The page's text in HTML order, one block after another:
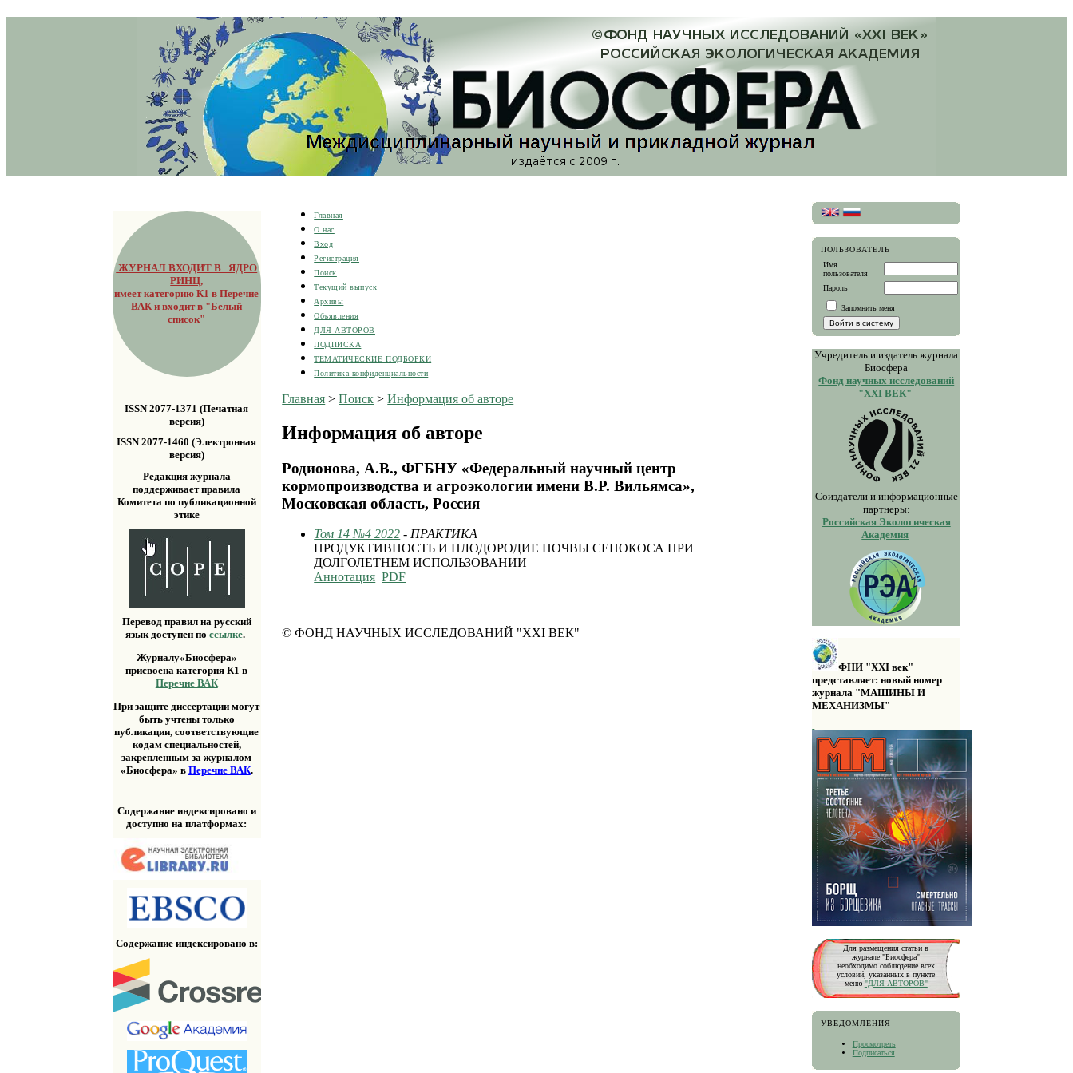
ЖУРНАЛ ВХОДИТ В ЯДРО
РИНЦ,
имеет категорию К1 в Перечне
ВАК и входит в "Белый
список"
ISSN 2077-1371 (Печатная
версия)
ISSN 2077-1460 (Электронная
версия)
Редакция журнала
поддерживает правила
Комитета по публикационной
этике
Перевод правил на русский
язык доступен поссылке.
Журналу«Биосфера»
присвоена категория К1 в
Перечне ВАК
При защите диссертации могут
быть учтены только
публикации, соответствующие
кодам специальностей,
закрепленным за журналом
«Биосфера» в Перечне ВАК.
Содержание индексировано и
доступно на платформах:
Содержание индексировано в:
ПОЛЬЗОВАТЕЛЬ
Имя
пользователя
Пароль
Запомнить меня
Учредитель и издатель журнала
Биосфера
Фонд научных исследований
"XXI ВЕК"
Соиздатели и информационные
партнеры:
Российская Экологическая
Академия
ФНИ "XXI век"
представляет: новый номер
журнала "МАШИНЫ И
МЕХАНИЗМЫ"
Для размещения статьи в
журнале "Биосфера"
необходимо соблюдение всех
условий, указанных в пункте
меню "ДЛЯ АВТОРОВ"
УВЕДОМЛЕНИЯ
Просмотреть
Подписаться
Главная
О нас
Вход
Регистрация
Поиск
Текущий выпуск
Архивы
Объявления
ДЛЯ АВТОРОВ
ПОДПИСКА
ТЕМАТИЧЕСКИЕ ПОДБОРКИ
Политика конфиденциальности
Главная >Поиск >Информация об авторе
Информация об авторе
Родионова, А.В., ФГБНУ «Федеральный научный центр
кормопроизводства и агроэкологии имени В.Р. Вильямса»,
Московская область, Россия
Том 14 №4 2022 - ПРАКТИКА
ПРОДУКТИВНОСТЬ И ПЛОДОРОДИЕ ПОЧВЫ СЕНОКОСА ПРИ
ДОЛГОЛЕТНЕМ ИСПОЛЬЗОВАНИИ
Аннотация PDF
© ФОНД НАУЧНЫХ ИССЛЕДОВАНИЙ "XXI ВЕК"